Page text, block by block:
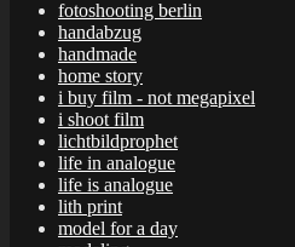
fotoshooting berlin
handabzug
handmade
home story
i buy film - not megapixel
i shoot film
lichtbildprophet
life in analogue
life is analogue
lith print
model for a day